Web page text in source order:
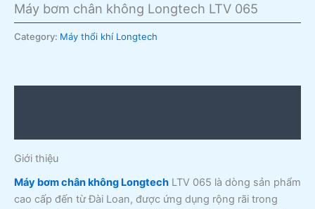
Máy bơm chân không Longtech LTV 065
Category: Máy thổi khí Longtech
Giới thiệu
Máy bơm chân không Longtech LTV 065 là dòng sản phẩm
cao cấp đến từ Đài Loan, được ứng dụng rộng rãi trong